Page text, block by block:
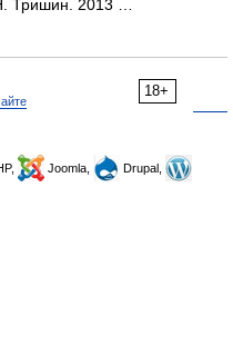
Тришин. 2013 …
18+
Joomla,
Drupal,